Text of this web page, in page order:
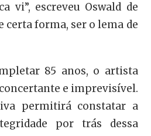
vi”, escreveu Oswald de
certa forma, ser o lema de
85 anos, o artista
e imprevisível.
permitirá constatar a
por trás dessa